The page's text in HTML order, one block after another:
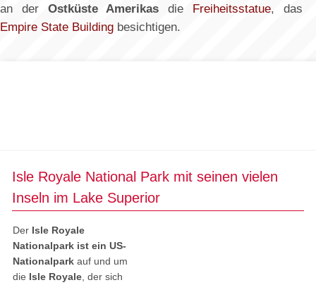
an der Ostküste Amerikas die Freiheitsstatue, das
Empire State Building besichtigen.
Isle Royale National Park mit seinen vielen
Inseln im Lake Superior
Der Isle Royale
Nationalpark ist ein US-
Nationalparkauf und um
die Isle Royale, der sich